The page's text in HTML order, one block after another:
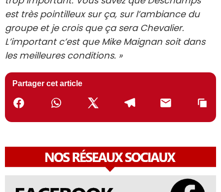
est très pointilleux sur ça, sur l’ambiance du
groupe et je crois que ça sera Chevalier.
L’important c’est que Mike Maignan soit dans
les meilleures conditions. »
Partager cet article